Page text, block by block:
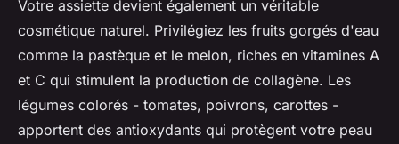
Votre assiette devient également un véritable
cosmétique naturel. Privilégiez les fruits gorgés d'eau
comme la pastèque et le melon, riches en vitamines A
et C qui stimulent la production de collagène. Les
légumes colorés - tomates, poivrons, carottes -
apportent des antioxydants qui protègent votre peau